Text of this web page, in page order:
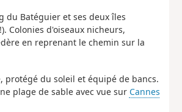
du Batéguier et ses deux îles
Colonies d'oiseaux nicheurs,
en reprenant le chemin sur la
protégé du soleil et équipé de bancs.
plage de sable avec vue sur Cannes